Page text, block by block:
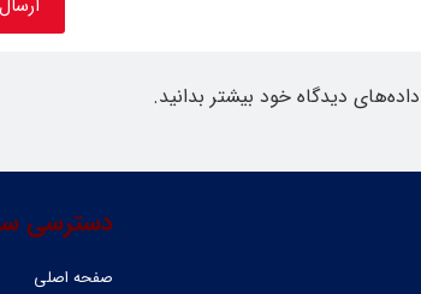
دیدگاه خود بیشتر بدانید.
دسترسی
صفحه اصلی